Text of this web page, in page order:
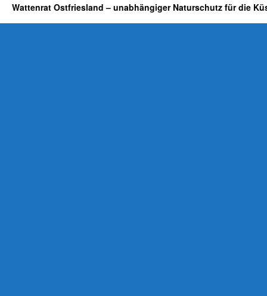
Wattenrat Ostfriesland – unabhängiger Naturschutz für die